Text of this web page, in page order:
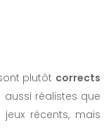
plutôt corrects
aussi réalistes que
récents, mais